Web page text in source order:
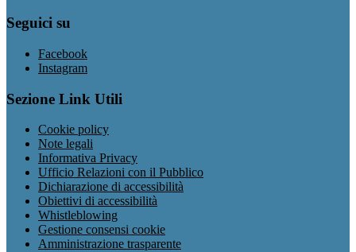
Seguici su
Facebook
Instagram
Sezione Link Utili
Cookie policy
Note legali
Informativa Privacy
Ufficio Relazioni con il Pubblico
Dichiarazione di accessibilità
Obiettivi di accessibilità
Whistleblowing
Gestione consensi cookie
Amministrazione trasparente